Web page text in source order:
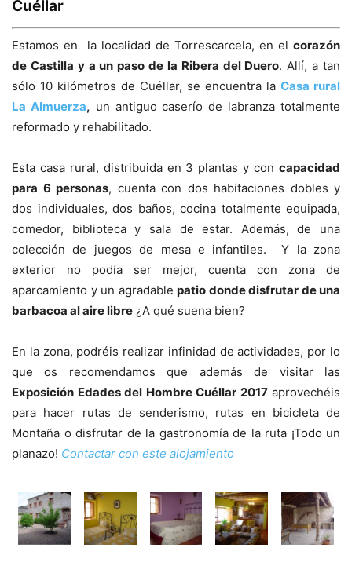
Cuéllar
Estamos en la localidad de Torrescarcela, en el corazón
de Castilla y a un paso de la Ribera del Duero. Allí, a tan
sólo 10 kilómetros de Cuéllar, se encuentra la Casa rural
La Almuerza, un antiguo caserío de labranza totalmente
reformado y rehabilitado.
Esta casa rural, distribuida en 3 plantas y con capacidad
para 6 personas, cuenta con dos habitaciones dobles y
dos individuales, dos baños, cocina totalmente equipada,
comedor, biblioteca y sala de estar. Además, de una
colección de juegos de mesa e infantiles. Y la zona
exterior no podía ser mejor, cuenta con zona de
aparcamiento y un agradable patio donde disfrutar de una
barbacoa al aire libre ¿A qué suena bien?
En la zona, podréis realizar infinidad de actividades, por lo
que os recomendamos que además de visitar las
Exposición Edades del Hombre Cuéllar 2017aprovechéis
para hacer rutas de senderismo, rutas en bicicleta de
Montaña o disfrutar de la gastronomía de la ruta ¡Todo un
planazo! Contactar con este alojamiento